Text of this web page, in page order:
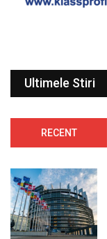
Ultimele Stiri
RECENT